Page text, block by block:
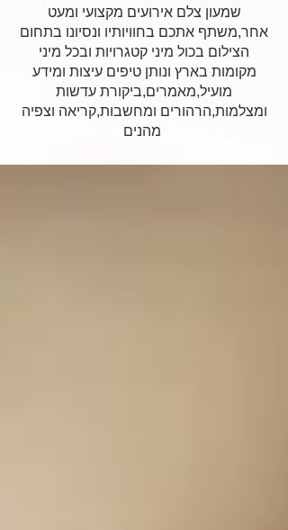
שמעון צלם אירועים מקצועי ומעט
אחר,משתף אתכם בחוויותיו ונסיונו בתחום
הצילום בכול מיני קטגרויות ובכל מיני
מקומות בארץ ונותן טיפים עיצות ומידע
מועיל,מאמרים,ביקורת עדשות
ומצלמות,הרהורים ומחשבות,קריאה וצפיה